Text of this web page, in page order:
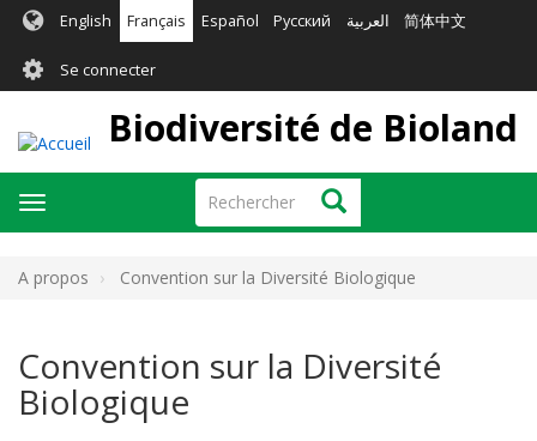
Aller
contenu
principal
English Français Español Русский العربية 简体中文
User
account
menu
Se connecter
Biodiversité de Bioland
Rechercher Rechercher
Toggle
navigation
A propos Convention sur la Diversité Biologique
Convention sur la Diversité
Biologique